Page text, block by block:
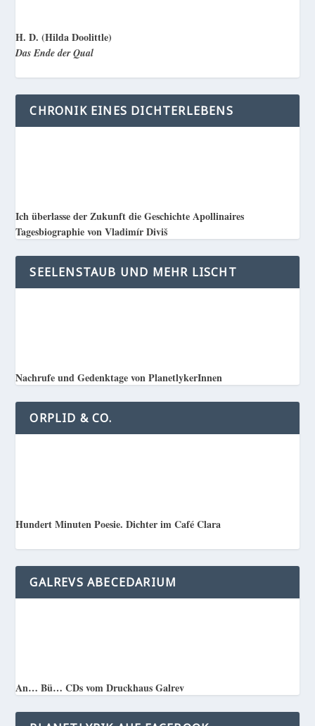
H. D. (Hilda Doolittle)
Das Ende der Qual
CHRONIK EINES DICHTERLEBENS
Ich überlasse der Zukunft die Geschichte Apollinaires
Tagesbiographie von Vladimír Diviš
SEELENSTAUB UND MEHR LISCHT
Nachrufe und Gedenktage von PlanetlykerInnen
ORPLID & CO.
Hundert Minuten Poesie. Dichter im Café Clara
GALREVS ABECEDARIUM
An… Bü… CDs vom Druckhaus Galrev